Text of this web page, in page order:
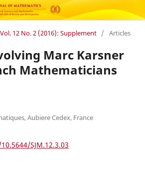
Vol. 12 No. 2 (2016): Supplement / Articles
Marc Karsner
Mathematicians
Aubiere Cedex, France
SJM.12.3.03